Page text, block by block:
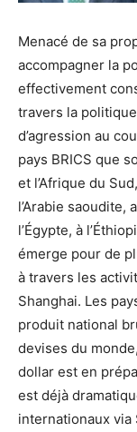
Menacé de sa
accompagner la
effectivement
travers la politique
d’agression au
pays BRICS que
et l’Afrique du
l’Arabie saoudite,
l’Égypte, à
émerge pour de
à travers les
Shanghai. Les
produit national
devises du
dollar est en
est déjà
internationaux via